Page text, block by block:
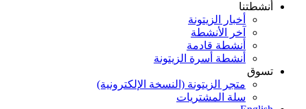
أنشطتنا
أخبار الزيتونة
آخر الأنشطة
أنشطة قادمة
أنشطة أسرة الزيتونة
تسوق
متجر الزيتونة (النسخة الإلكترونية)
سلة المشتريات